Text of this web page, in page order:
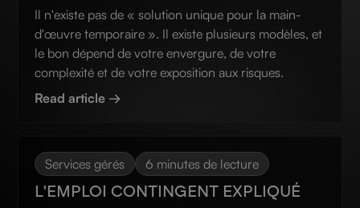
Il n'existe pas de « solution unique pour la main-
d'œuvre temporaire ». Il existe plusieurs modèles, et
le bon dépend de votre envergure, de votre
complexité et de votre exposition aux risques.
Read article →
Services gérés 6 minutes de lecture
L'EMPLOI CONTINGENT EXPLIQUÉ